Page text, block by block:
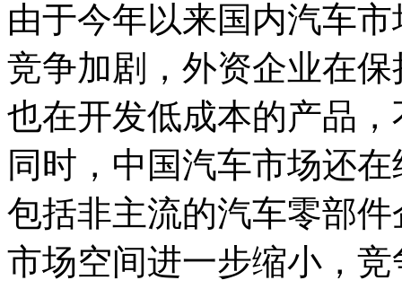
由于今年以来国内汽车
竞争加剧，外资企业在
也在开发低成本的产品
同时，中国汽车市场还
包括非主流的汽车零部
市场空间进一步缩小，